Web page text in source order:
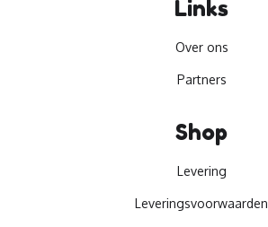
Links
Over ons
Partners
Shop
Levering
Leveringsvoorwaarden